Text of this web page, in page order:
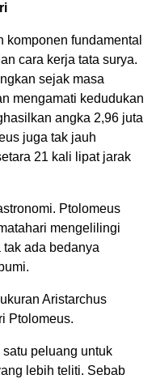
fundamental
cara kerja tata surya.
sejak masa
mengamati kedudukan
angka 2,96 juta
juga tak jauh
21 kali lipat jarak
Ptolomeus
mengelilingi
tak ada bedanya
Aristarchus
Ptolomeus.
peluang untuk
lebih teliti. Sebab